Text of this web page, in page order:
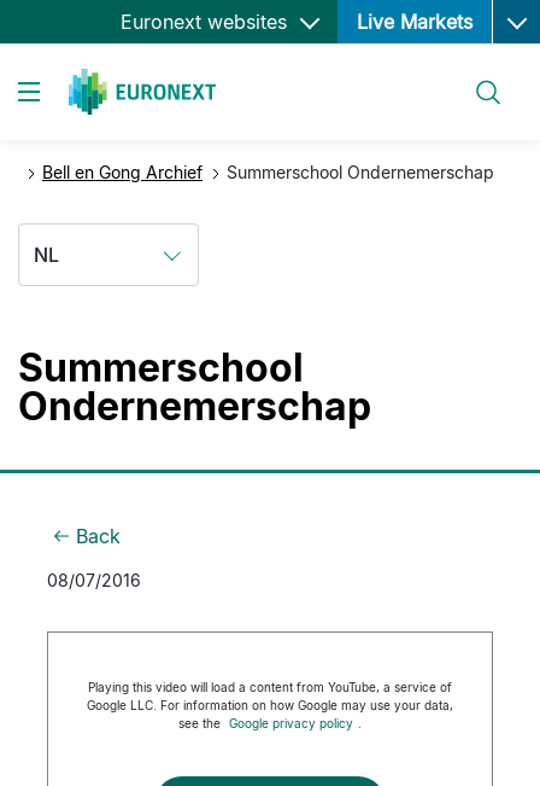
Overslaan
en
gaan
Euronext websites Live Markets Open
Bell en Gong Archief Summerschool Ondernemerschap
NL
Summerschool
Ondernemerschap
Back
08/07/2016
Playing this video will load a content from YouTube, a service of
Google LLC. For information on how Google may use your data,
see the Google privacy policy